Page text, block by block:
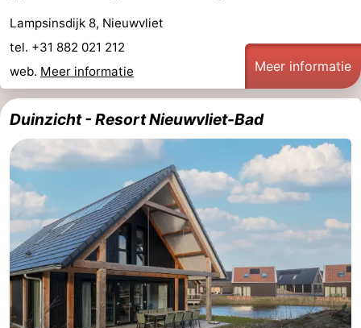
Lampsinsdijk 8, Nieuwvliet
tel. +31 882 021 212
web. Meer informatie Meer informatie
Duinzicht - Resort Nieuwvliet-Bad